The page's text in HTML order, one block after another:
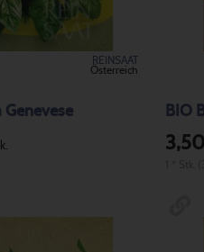
REINSAAT
Österreich
Genevese BIO